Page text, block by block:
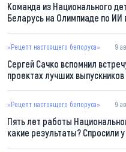
Команда из Национального
Беларусь на Олимпиаде по ИИ
«Рецепт настоящего белоруса» 9
Сергей Сачко вспомнил
проектах лучших
«Рецепт настоящего белоруса» 9
Пять лет работы
какие результаты? Спросили